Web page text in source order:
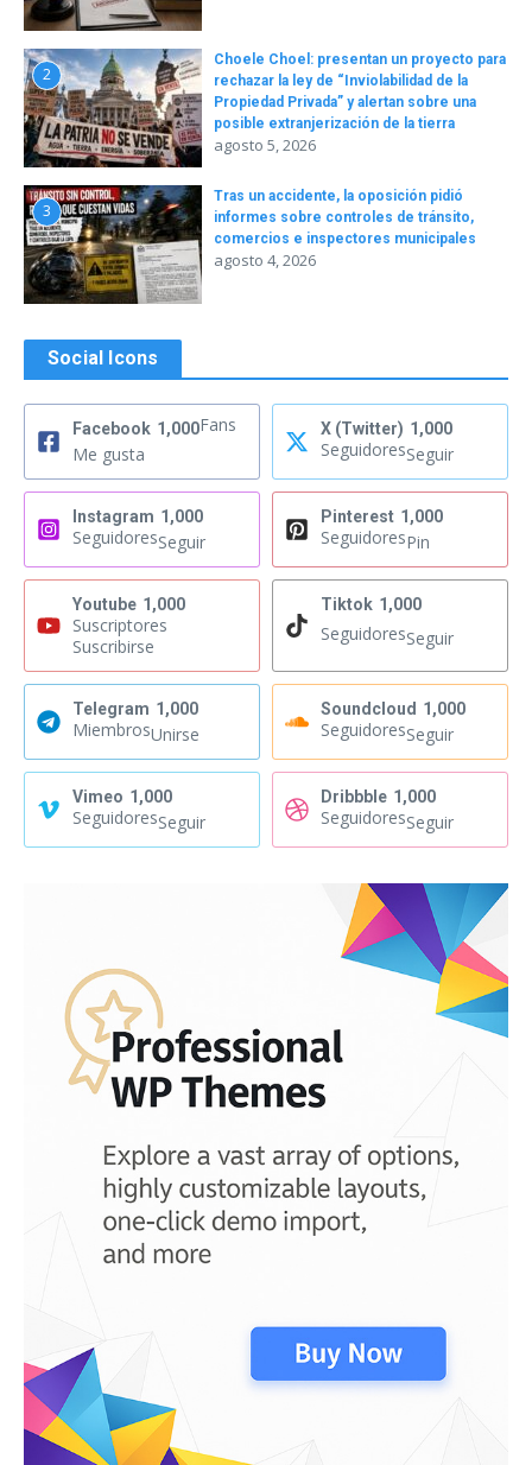
2
Choele Choel: presentan un proyecto para
rechazar la ley de “Inviolabilidad de la
Propiedad Privada” y alertan sobre una
posible extranjerización de la tierra
agosto 5, 2026
3
Tras un accidente, la oposición pidió
informes sobre controles de tránsito,
comercios e inspectores municipales
agosto 4, 2026
Social Icons
Facebook 1,000Fans
Me gusta
X (Twitter) 1,000
SeguidoresSeguir
Instagram 1,000
SeguidoresSeguir
Pinterest 1,000
SeguidoresPin
Youtube 1,000
Suscriptores
Suscribirse
Tiktok 1,000
SeguidoresSeguir
Telegram 1,000
MiembrosUnirse
Soundcloud 1,000
SeguidoresSeguir
Vimeo 1,000
SeguidoresSeguir
Dribbble 1,000
SeguidoresSeguir